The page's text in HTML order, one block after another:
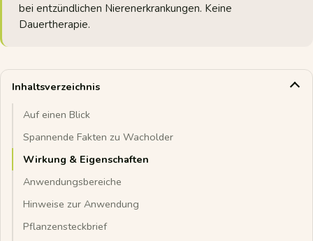
Inhaltsverzeichnis
Auf einen Blick
Spannende Fakten zu Wacholder
Wirkung & Eigenschaften
Anwendungsbereiche
Hinweise zur Anwendung
Pflanzensteckbrief
bei entzündlichen Nierenerkrankungen. Keine
Dauertherapie.